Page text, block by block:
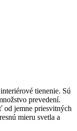
tienenie. Sú
prevedení.
od jemne priesvitných
mieru svetla a